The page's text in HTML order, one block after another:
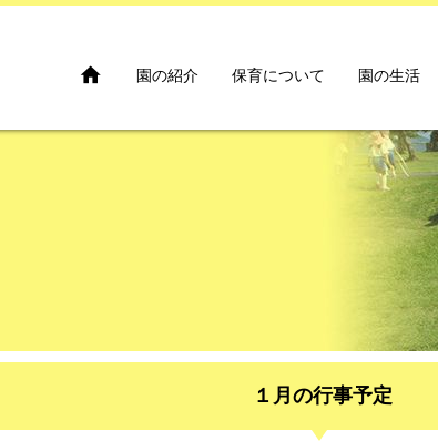
 園の紹介 保育について 園の生活
１月の行事予定